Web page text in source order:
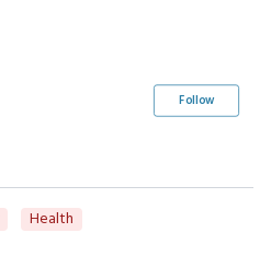
Follow
Health